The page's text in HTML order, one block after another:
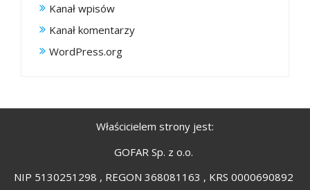
Kanał wpisów
Kanał komentarzy
WordPress.org
Właścicielem strony jest:
GOFAR Sp. z o.o.
NIP 5130251298 , REGON 368081163 , KRS 0000690892